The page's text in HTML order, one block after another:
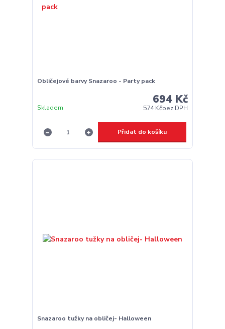
Obličejové barvy Snazaroo - Party pack
694 Kč
574 Kčbez DPH
Skladem
Přidat do košíku
Snazaroo tužky na obličej- Halloween